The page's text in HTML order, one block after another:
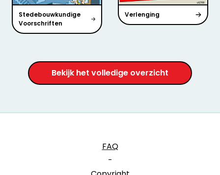
Stedebouwkundige
Voorschriften
Verlenging
Bekijk het volledige overzicht
FAQ
-